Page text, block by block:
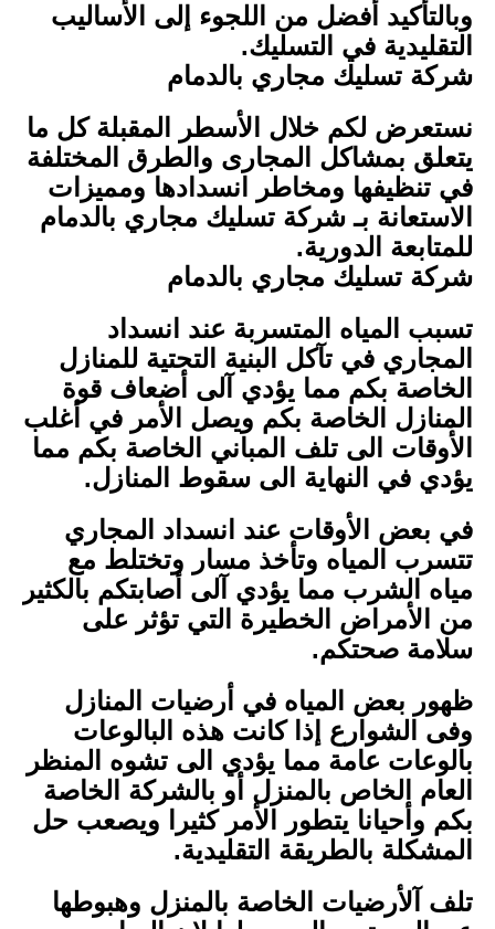
وبالتأكيد أفضل من اللجوء إلى الأساليب
التقليدية في التسليك.
شركة تسليك مجاري بالدمام
نستعرض لكم خلال الأسطر المقبلة كل ما
يتعلق بمشاكل المجارى والطرق المختلفة
في تنظيفها ومخاطر انسدادها ومميزات
الاستعانة بـ شركة تسليك مجاري بالدمام
للمتابعة الدورية.
شركة تسليك مجاري بالدمام
تسبب المياه المتسربة عند انسداد
المجاري في تآكل البنية التحتية للمنازل
الخاصة بكم مما يؤدي آلى أضعاف قوة
المنازل الخاصة بكم ويصل الأمر في أغلب
الأوقات الى تلف المباني الخاصة بكم مما
يؤدي في النهاية الى سقوط المنازل.
في بعض الأوقات عند انسداد المجاري
تتسرب المياه وتأخذ مسار وتختلط مع
مياه الشرب مما يؤدي آلى أصابتكم بالكثير
من الأمراض الخطيرة التي تؤثر على
سلامة صحتكم.
ظهور بعض المياه في أرضيات المنازل
وفى الشوارع إذا كانت هذه البالوعات
بالوعات عامة مما يؤدي الى تشوه المنظر
العام الخاص بالمنزل أو بالشركة الخاصة
بكم وأحيانا يتطور الأمر كثيرا ويصعب حل
المشكلة بالطريقة التقليدية.
تلف آلأرضيات الخاصة بالمنزل وهبوطها